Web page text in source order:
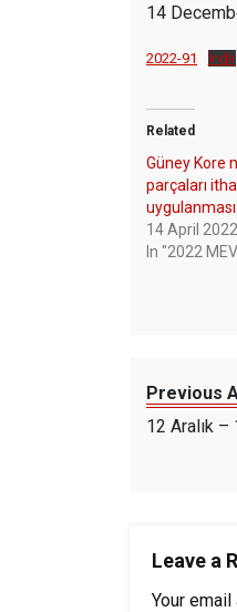
14
2022-91 İndir
Related
Güney Kore
parçaları
14 April 2022
In "2022
Previous
12 Aralık
Leave a
Your